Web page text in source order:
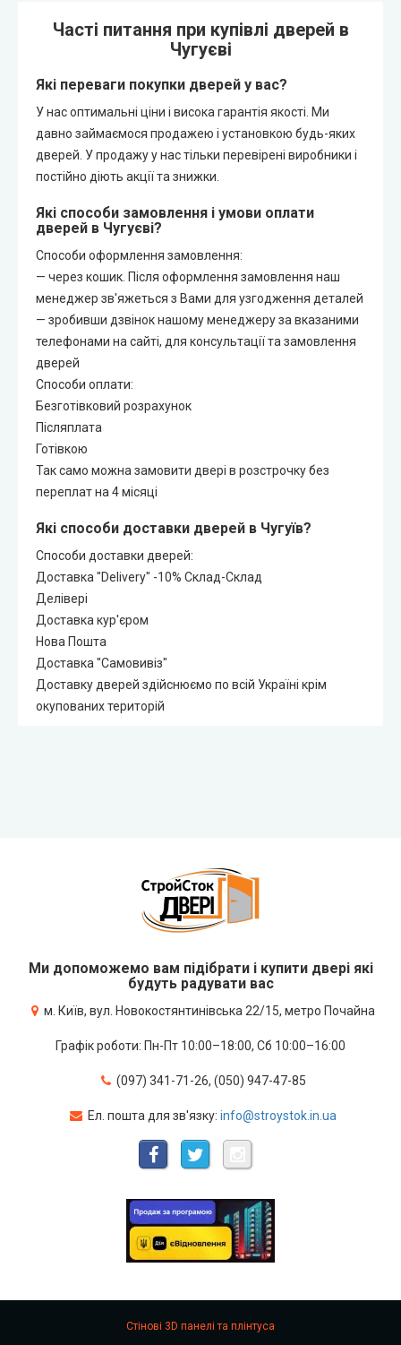
Часті питання при купівлі дверей в
Чугуєві
Які переваги покупки дверей у вас?
У нас оптимальні ціни і висока гарантія якості. Ми
давно займаємося продажею і установкою будь-яких
дверей. У продажу у нас тільки перевірені виробники і
постійно діють акції та знижки.
Які способи замовлення і умови оплати
дверей в Чугуєві?
Способи оформлення замовлення:
— через кошик. Після оформлення замовлення наш
менеджер зв'яжеться з Вами для узгодження деталей
— зробивши дзвінок нашому менеджеру за вказаними
телефонами на сайті, для консультації та замовлення
дверей
Способи оплати:
Безготівковий розрахунок
Післяплата
Готівкою
Так само можна замовити двері в розстрочку без
переплат на 4 місяці
Які способи доставки дверей в Чугуїв?
Способи доставки дверей:
Доставка "Delivery" -10% Склад-Склад
Делівері
Доставка кур'єром
Нова Пошта
Доставка "Самовивіз"
Доставку дверей здійснюємо по всій Україні крім
окупованих територій
Ми допоможемо вам підібрати і купити двері які
будуть радувати вас
м. Київ, вул. Новокостянтинівська 22/15, метро Почайна
Графік роботи: Пн-Пт 10:00–18:00, Сб 10:00–16:00
(097) 341-71-26, (050) 947-47-85
Ел. пошта для зв'язку: info@stroystok.in.ua
Стінові 3D панелі та плінтуса